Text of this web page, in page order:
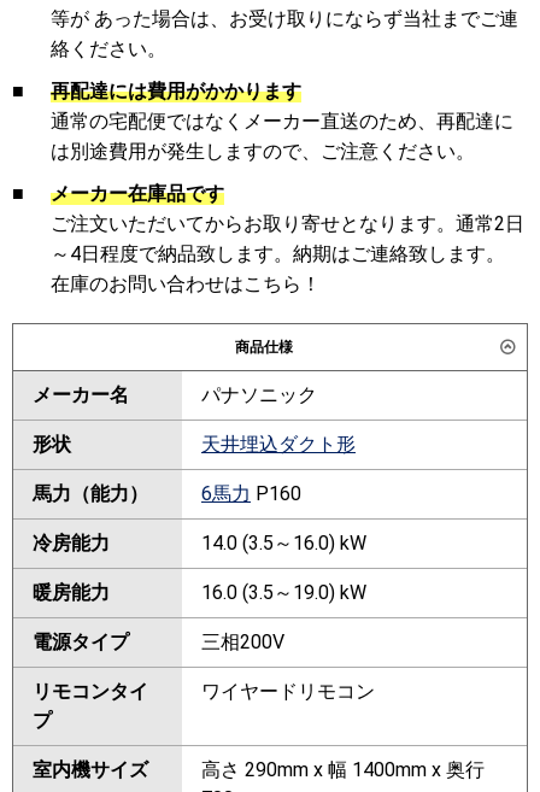
等が あった場合は、お受け取りにならず当社までご連
絡ください。
■
再配達には費用がかかります
通常の宅配便ではなくメーカー直送のため、再配達に
は別途費用が発生しますので、ご注意ください。
■
メーカー在庫品です
ご注文いただいてからお取り寄せとなります。通常2日
～4日程度で納品致します。納期はご連絡致します。
在庫のお問い合わせはこちら！
商品仕様
メーカー名 パナソニック
形状 天井埋込ダクト形
馬力（能力） 6馬力 P160
冷房能力 14.0 (3.5～16.0) kW
暖房能力 16.0 (3.5～19.0) kW
電源タイプ 三相200V
リモコンタイ
プ
ワイヤードリモコン
室内機サイズ
高さ 290mm x 幅 1400mm x 奥行